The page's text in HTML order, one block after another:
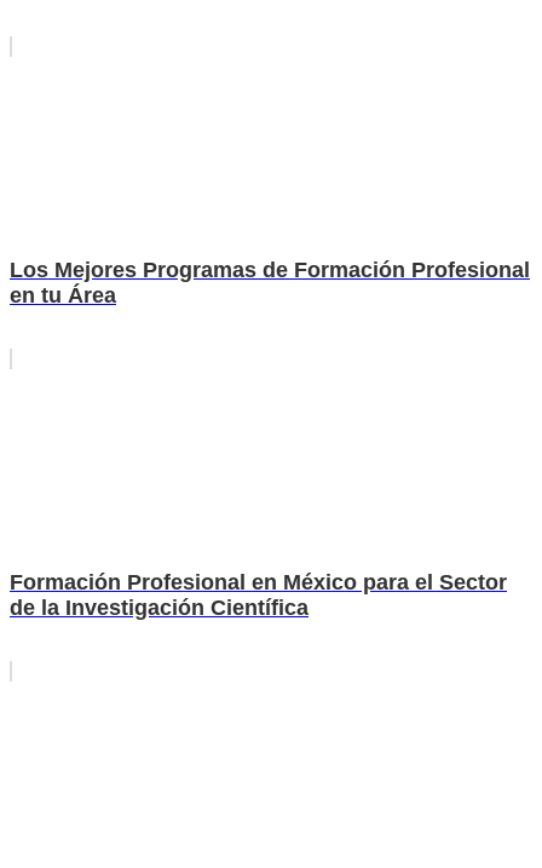
Los Mejores Programas de Formación Profesional
en tu Área
Formación Profesional en México para el Sector
de la Investigación Científica